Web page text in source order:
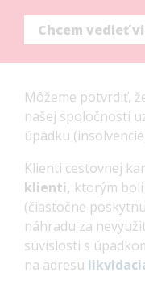
Chcem vedieť
Naša
Chcem vedieť
Môžeme potvrdiť,
našej spoločnosti
úpadku
Klienti cestovnej
klienti, ktorým
(čiastočne
náhradu za
súvislosti s
na adresu